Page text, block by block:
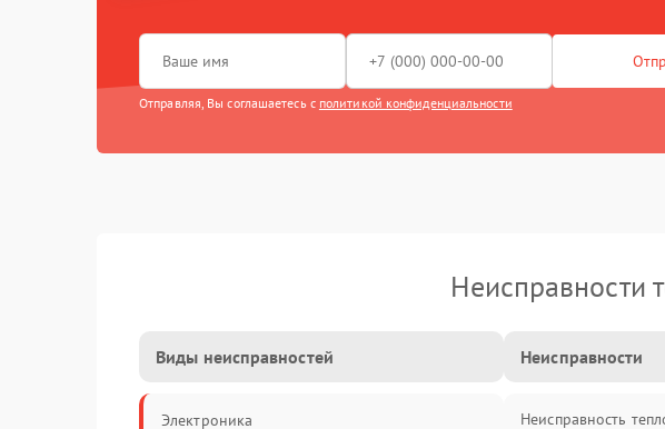
Отправляя, Вы соглашаетесь с политикой конфиденциальности
Неисправности
Виды неисправностей
Электроника
Неисправности
Неисправность